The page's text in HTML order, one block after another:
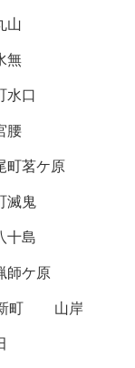
山
無
水口
腰
町茗ケ原
滅鬼
十島
師ケ原
町
山岸